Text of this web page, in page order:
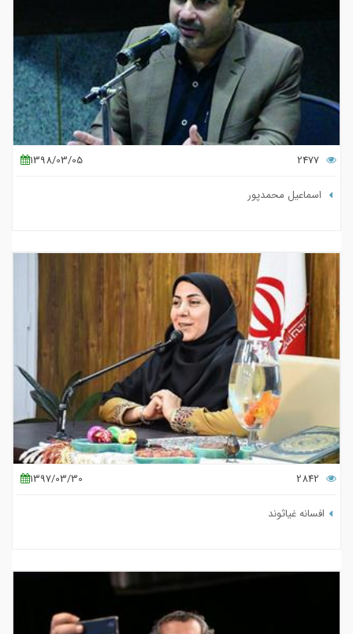
1398/03/05
اسماعیل محمدپور
1397/03/30
افسانه غیاثوند